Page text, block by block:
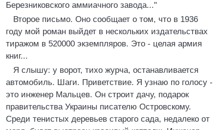
Березниковского аммиачного завода..."
Второе письмо. Оно сообщает о том, что в 1936
году мой роман выйдет в нескольких издательствах
тиражом в 520000 экземпляров. Это - целая армия
книг...
Я слышу: у ворот, тихо журча, останавливается
автомобиль. Шаги. Приветствие. Я узнаю по голосу -
это инженер Мальцев. Он строит дачу, подарок
правительства Украины писателю Островскому.
Среди тенистых деревьев старого сада, недалеко от